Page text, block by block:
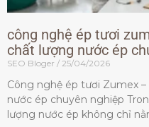
công nghệ ép tươi
chất lượng nước ép
SEO Bloger 25/04/2026
Công nghệ ép tươi Zumex
nước ép chuyên nghiệp
lượng nước ép không chỉ